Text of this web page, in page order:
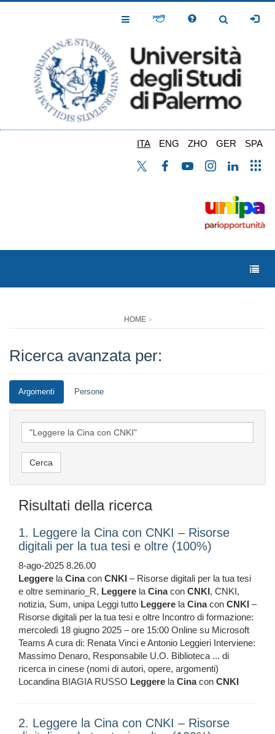
Toggle
Toggle
ITA ENG ZHO GER SPA
HOME
Ricerca avanzata per:
Argomenti Persone
Risultati della ricerca
1. Leggere la Cina con CNKI – Risorse
digitali per la tua tesi e oltre (100%)
8-ago-2025 8.26.00
Leggere laCinacon CNKI – Risorse digitali per la tua tesi
e oltre seminario_R, Leggere laCinacon CNKI, CNKI,
notizia, Sum, unipa Leggi tutto Leggere laCinacon CNKI –
Risorse digitali per la tua tesi e oltre Incontro di formazione:
mercoledì 18 giugno 2025 – ore 15:00 Online su Microsoft
Teams A cura di: Renata Vinci e Antonio Leggieri Interviene:
Massimo Denaro, Responsabile U.O. Biblioteca ... di
ricerca in cinese (nomi di autori, opere, argomenti)
Locandina BIAGIA RUSSO Leggere laCinacon CNKI
2. Leggere la Cina con CNKI – Risorse